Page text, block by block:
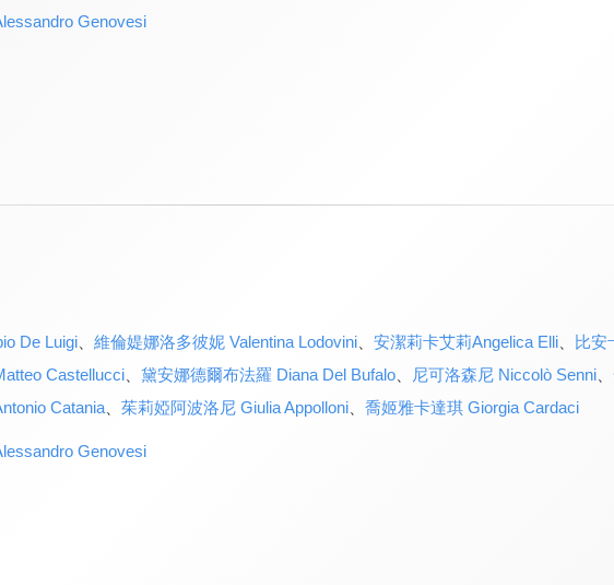
Genovesi
De Luigi、 維倫媞娜洛多彼妮 Valentina Lodovini、 安潔莉卡艾莉Angelica Elli、 比安
Castellucci、 黛安娜德爾布法羅 Diana Del Bufalo、 尼可洛森尼 Niccolò Senni、
Catania、 茱莉婭阿波洛尼 Giulia Appolloni、 喬姬雅卡達琪 Giorgia Cardaci
Genovesi